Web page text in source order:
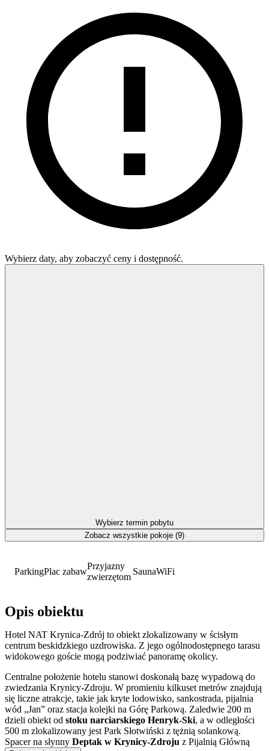
ParkingPlac zabaw
Przyjazny
zwierzętom
SaunaWiFi
Opis obiektu
Hotel NAT Krynica-Zdrój to obiekt zlokalizowany w ścisłym
centrum beskidzkiego uzdrowiska. Z jego ogólnodostępnego tarasu
widokowego goście mogą podziwiać panoramę okolicy.
Centralne położenie hotelu stanowi doskonałą bazę wypadową do
zwiedzania Krynicy-Zdroju. W promieniu kilkuset metrów znajdują
się liczne atrakcje, takie jak kryte lodowisko, sankostrada, pijalnia
wód „Jan” oraz stacja kolejki na Górę Parkową. Zaledwie 200 m
dzieli obiekt od stoku narciarskiego Henryk-Ski, a w odległości
500 m zlokalizowany jest Park Słotwiński z tężnią solankową.
Spacer na słynny Deptak w Krynicy-Zdroju z Pijalnią Główną
Wybierz daty, aby zobaczyć ceny i dostępność.
Wybierz termin pobytu
Zobacz wszystkie pokoje (9)